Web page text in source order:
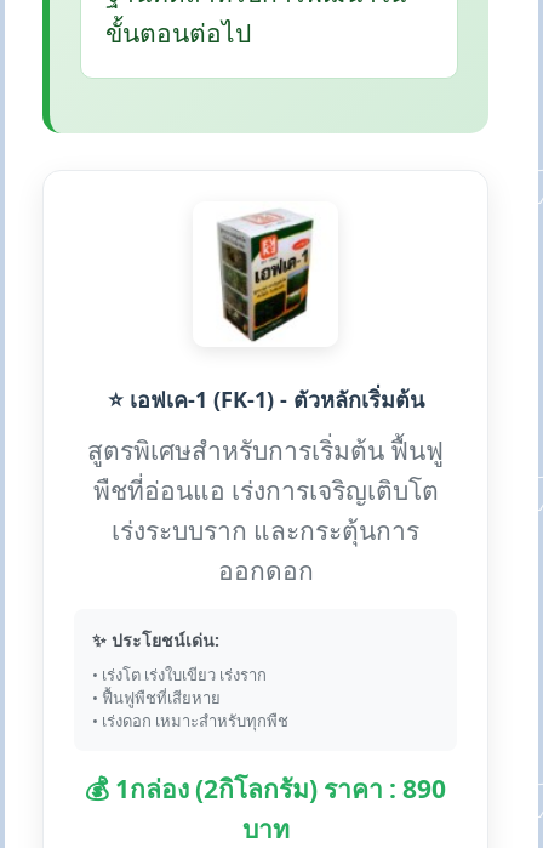
ขั้นตอนต่อไป
⭐ เอฟเค-1 (FK-1) - ตัวหลักเริ่มต้น
สูตรพิเศษสำหรับการเริ่มต้น ฟื้นฟู
พืชที่อ่อนแอ เร่งการเจริญเติบโต
เร่งระบบราก และกระตุ้นการ
ออกดอก
✨ ประโยชน์เด่น:
• เร่งโต เร่งใบเขียว เร่งราก
• ฟื้นฟูพืชที่เสียหาย
• เร่งดอก เหมาะสำหรับทุกพืช
💰 1กล่อง (2กิโลกรัม) ราคา : 890
บาท